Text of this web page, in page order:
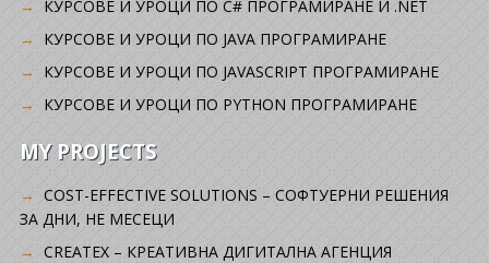
КУРСОВЕ И УРОЦИ ПО C# ПРОГРАМИРАНЕ И .NET
КУРСОВЕ И УРОЦИ ПО JAVA ПРОГРАМИРАНЕ
КУРСОВЕ И УРОЦИ ПО JAVASCRIPT ПРОГРАМИРАНЕ
КУРСОВЕ И УРОЦИ ПО PYTHON ПРОГРАМИРАНЕ
MY PROJECTS
COST-EFFECTIVE SOLUTIONS – СОФТУЕРНИ РЕШЕНИЯ
ЗА ДНИ, НЕ МЕСЕЦИ
CREATEX – КРЕАТИВНА ДИГИТАЛНА АГЕНЦИЯ